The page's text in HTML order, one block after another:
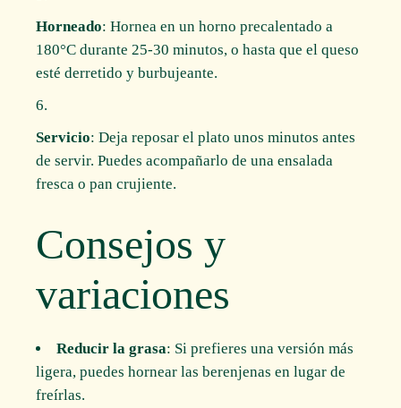
Horneado: Hornea en un horno precalentado a
180°C durante 25-30 minutos, o hasta que el queso
esté derretido y burbujeante.
Servicio: Deja reposar el plato unos minutos antes
de servir. Puedes acompañarlo de una ensalada
fresca o pan crujiente.
Consejos y
variaciones
Reducir la grasa: Si prefieres una versión más
ligera, puedes hornear las berenjenas en lugar de
freírlas.